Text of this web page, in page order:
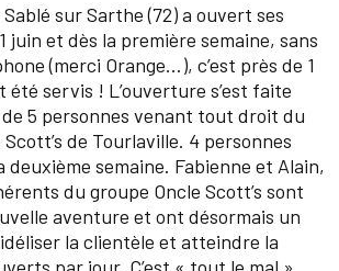
sur Sarthe (72) a ouvert ses
juin et dès la première semaine, sans
(merci Orange…), c’est près de 1
été servis ! L’ouverture s’est faite
de 5 personnes venant tout droit du
de Tourlaville. 4 personnes
semaine. Fabienne et Alain,
du groupe Oncle Scott’s sont
aventure et ont désormais un
la clientèle et atteindre la
par jour. C’est « tout le mal »